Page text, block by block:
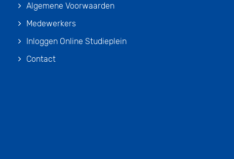
Algemene Voorwaarden
Medewerkers
Inloggen Online Studieplein
Contact